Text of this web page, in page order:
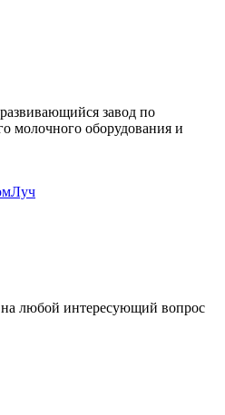
завод по
молочного оборудования и
любой интересующий вопрос